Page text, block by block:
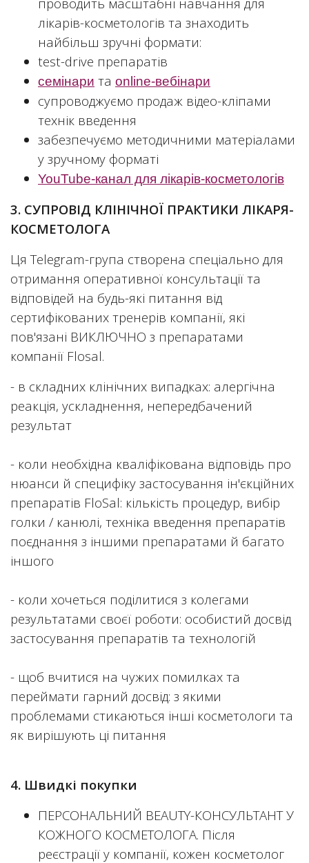
лікарів-косметологів та знаходить
найбільш зручні формати:
test-drive препаратів
семінари та online-вебінари
супроводжуємо продаж відео-кліпами
технік введення
забезпечуємо методичними матеріалами
у зручному форматі
YouTube-канал для лікарів-косметологів
3. СУПРОВІД КЛІНІЧНОЇ ПРАКТИКИ ЛІКАРЯ-
КОСМЕТОЛОГА
Ця Telegram-група створена спеціально для
отримання оперативної консультації та
відповідей на будь-які питання від
сертифікованих тренерів компанії, які
пов'язані ВИКЛЮЧНО з препаратами
компанії Flosal.
- в складних клінічних випадках: алергічна
реакція, ускладнення, непередбачений
результат
- коли необхідна кваліфікована відповідь про
нюанси й специфіку застосування ін'єкційних
препаратів FloSal: кількість процедур, вибір
голки / канюлі, техніка введення препаратів
поєднання з іншими препаратами й багато
іншого
- коли хочеться поділитися з колегами
результатами своєї роботи: особистий досвід
застосування препаратів та технологій
- щоб вчитися на чужих помилках та
переймати гарний досвід: з якими
проблемами стикаються інші косметологи та
як вирішують ці питання
4. Швидкі покупки
ПЕРСОНАЛЬНИЙ BEAUTY-КОНСУЛЬТАНТ У
КОЖНОГО КОСМЕТОЛОГА. Після
реєстрації у компанії, кожен косметолог